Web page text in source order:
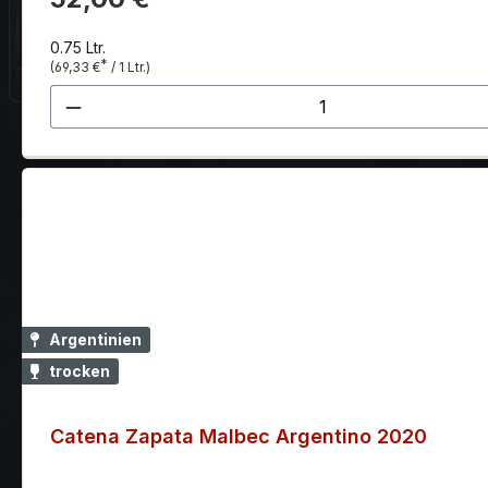
0.75 Ltr.
(69,33 €* / 1 Ltr.)
Produkt Anzahl: Gib den
Argentinien
trocken
Catena Zapata Malbec Argentino 2020